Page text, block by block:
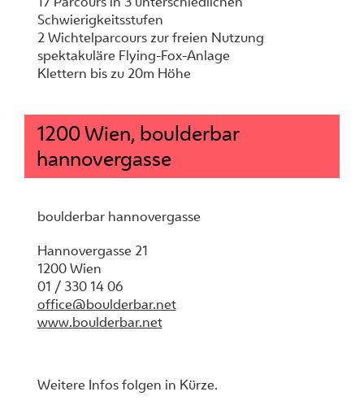
Schwierigkeitsstufen
2 Wichtelparcours zur freien Nutzung
spektakuläre Flying-Fox-Anlage
Klettern bis zu 20m Höhe
1200 Wien, boulderbar
hannovergasse
boulderbar hannovergasse
Hannovergasse 21
1200 Wien
01 / 330 14 06
office@boulderbar.net
www.boulderbar.net
Weitere Infos folgen in Kürze.